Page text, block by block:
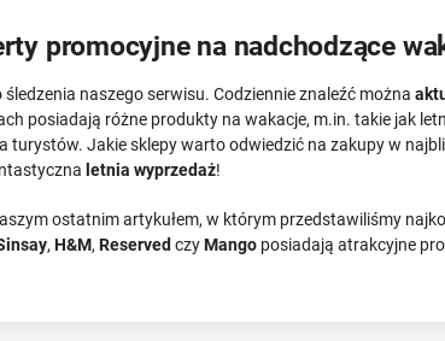
promocyjne na nadchodzące
naszego serwisu. Codziennie znaleźć można
posiadają różne produkty na wakacje, m.in. takie jak
turystów. Jakie sklepy warto odwiedzić na zakupy w
letnia wyprzedaż!
ostatnim artykułem, w którym przedstawiliśmy
,H&M,ReservedczyMango posiadają atrakcyjne